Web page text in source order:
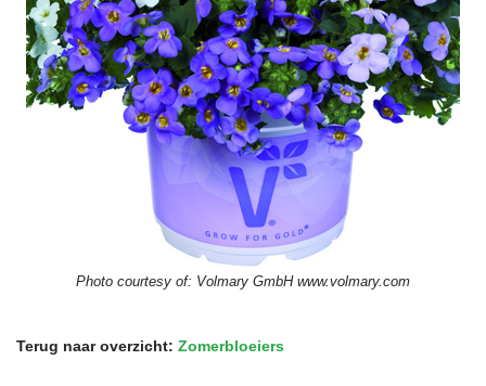
Photo courtesy of: Volmary GmbH www.volmary.com
Terug naar overzicht: Zomerbloeiers